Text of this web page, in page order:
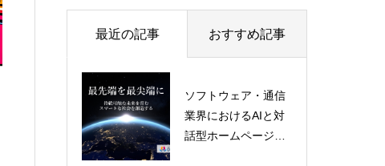
最近の記事 おすすめ記事
ソフトウェア・通信
業界におけるAIと対
話型ホームページの
推しツレサービス